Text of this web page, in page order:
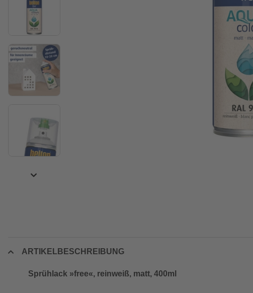
ARTIKELBESCHREIBUNG
Sprühlack »free«, reinweiß, matt, 400ml